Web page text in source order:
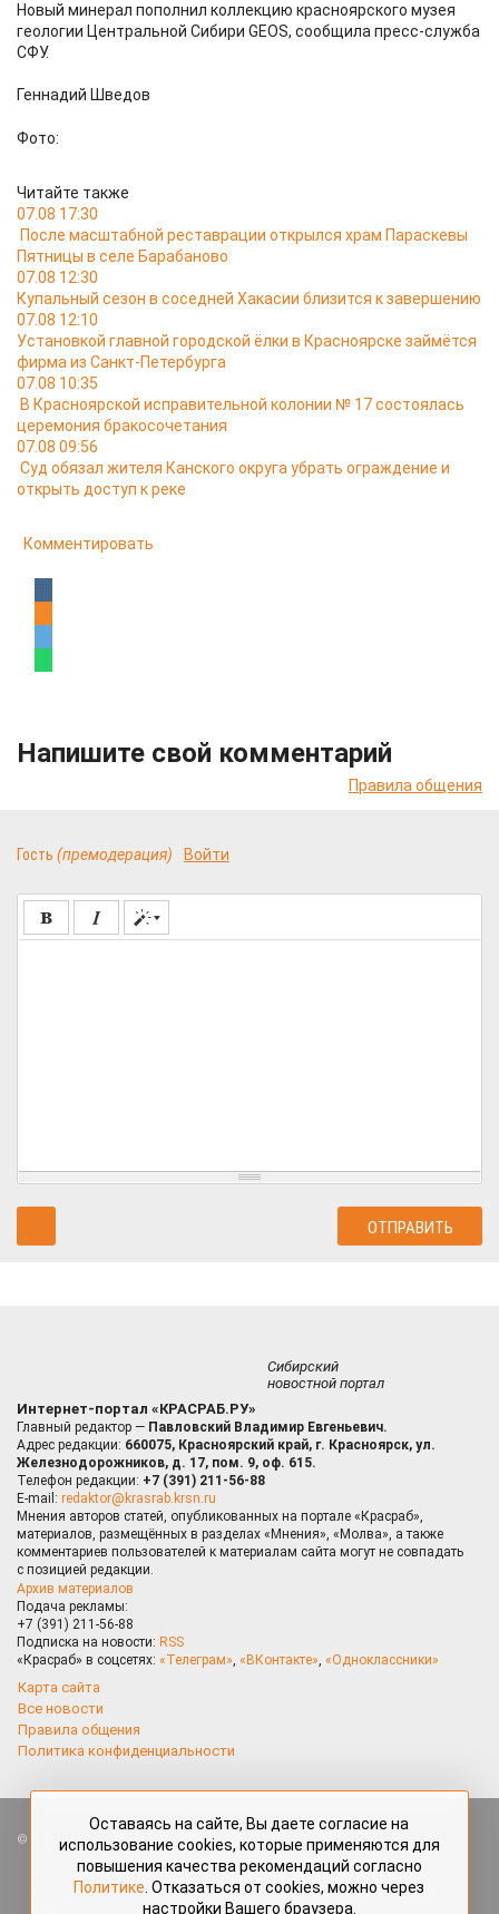
Новый минерал пополнил коллекцию красноярского музея
геологии Центральной Сибири GEOS, сообщила пресс-служба
СФУ.
Геннадий Шведов
Фото:
Читайте также
07.08 17:30
После масштабной реставрации открылся храм Параскевы
Пятницы в селе Барабаново
07.08 12:30
Купальный сезон в соседней Хакасии близится к завершению
07.08 12:10
Установкой главной городской ёлки в Красноярске займётся
фирма из Санкт-Петербурга
07.08 10:35
В Красноярской исправительной колонии № 17 состоялась
церемония бракосочетания
07.08 09:56
Суд обязал жителя Канского округа убрать ограждение и
открыть доступ к реке
Комментировать
Напишите свой комментарий
Правила общения
Гость (премодерация) Войти
Сибирский
новостной портал
Интернет-портал «КРАСРАБ.РУ»
Главный редактор — Павловский Владимир Евгеньевич.
Адрес редакции: 660075, Красноярский край, г. Красноярск, ул.
Железнодорожников, д. 17, пом. 9, оф. 615.
Телефон редакции: +7 (391) 211-56-88
E-mail: redaktor@krasrab.krsn.ru
Мнения авторов статей, опубликованных на портале «Красраб»,
материалов, размещённых в разделах «Мнения», «Молва», а также
комментариев пользователей к материалам сайта могут не совпадать
с позицией редакции.
Архив материалов
Подача рекламы:
+7 (391) 211-56-88
Подписка на новости: RSS
«Красраб» в соцсетях: «Телеграм», «ВКонтакте», «Одноклассники»
Карта сайта
Все новости
Правила общения
Политика конфиденциальности
Все права защищены. Любые материалы, размещённые на портале
«Красраб.ру» сотрудниками редакции, нештатными авторами
и читателями, являются объектами авторского права. Полное или
частичное использование материалов, размещённых на портале
«Красраб.ру», допускается только с письменного согласия редакции
Оставаясь на сайте, Вы даете согласие на
использование cookies, которые применяются для
повышения качества рекомендаций согласно
Политике . Отказаться от cookies, можно через
настройки Вашего браузера.